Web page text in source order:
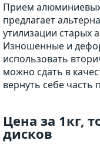
Прием алюминиевых
предлагает
утилизации старых
Изношенные и
использовать
можно сдать в
вернуть себе часть
Цена за 1кг,
дисков